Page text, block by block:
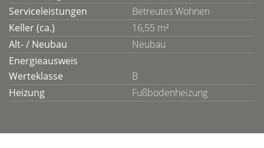
Serviceleistungen
Betreutes Wohnen
Keller (ca.)
16,55 m²
Alt- / Neubau
Neubau
Energieausweis
Werteklasse
B
Heizung
Fußbodenheizung